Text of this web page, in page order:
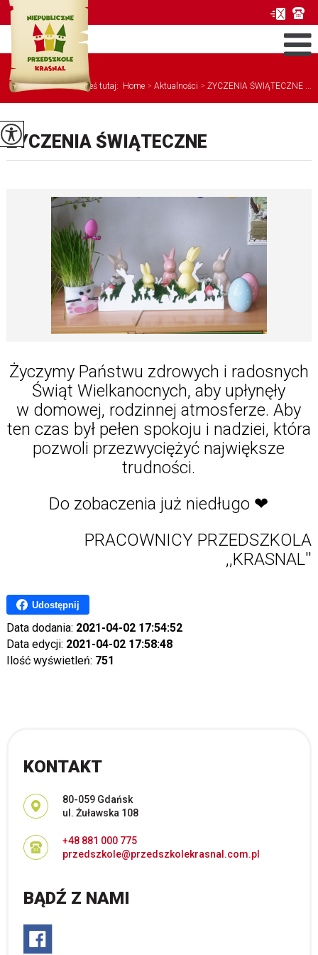
Jesteś tutaj: Home > Aktualności > ŻYCZENIA ŚWIĄTECZNE ...
ŻYCZENIA ŚWIĄTECZNE
Życzymy Państwu zdrowych i radosnych
Świąt Wielkanocnych, aby upłynęły
w domowej, rodzinnej atmosferze. Aby
ten czas był pełen spokoju i nadziei, która
pozwoli przezwyciężyć największe
trudności.
Do zobaczenia już niedługo ❤
PRACOWNICY PRZEDSZKOLA
,,KRASNAL''
Udostępnij
Data dodania: 2021-04-02 17:54:52
Data edycji: 2021-04-02 17:58:48
Ilość wyświetleń: 751
KONTAKT
Adres pocztowy:
80-059 Gdańsk
ul. Żuławska 108
+48 881 000 775
przedszkole@przedszkolekrasnal.com.pl
BĄDŹ Z NAMI